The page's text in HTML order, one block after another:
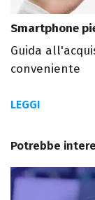
Smartphone
Guida
conveniente
LEGGI
Potrebbe